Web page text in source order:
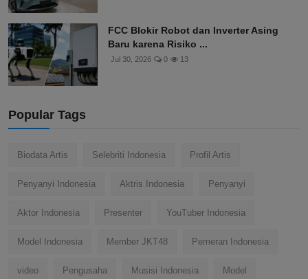
FCC Blokir Robot dan Inverter Asing
Baru karena Risiko ...
Jul 30, 2026 0 13
Popular Tags
Biodata Artis Selebriti Indonesia Profil Artis
Penyanyi Indonesia Aktris Indonesia Penyanyi
Aktor Indonesia Presenter YouTuber Indonesia
Model Indonesia Member JKT48 Pemeran Indonesia
video Pengusaha Musisi Indonesia Model